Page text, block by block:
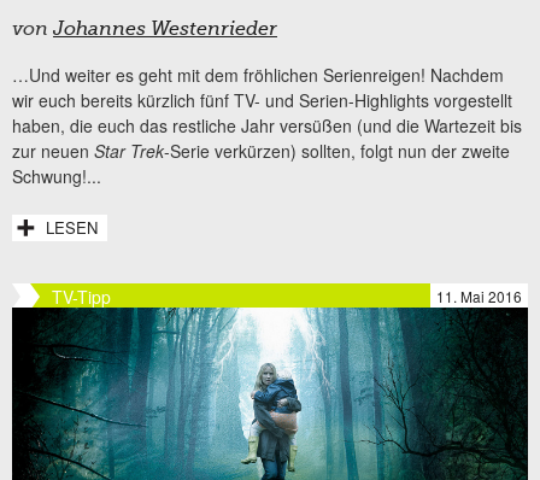
von Johannes Westenrieder
…Und weiter es geht mit dem fröhlichen Serienreigen! Nachdem
wir euch bereits kürzlich fünf TV- und Serien-Highlights vorgestellt
haben, die euch das restliche Jahr versüßen (und die Wartezeit bis
zur neuen Star Trek-Serie verkürzen) sollten, folgt nun der zweite
Schwung!...
LESEN
TV-Tipp 11. Mai 2016